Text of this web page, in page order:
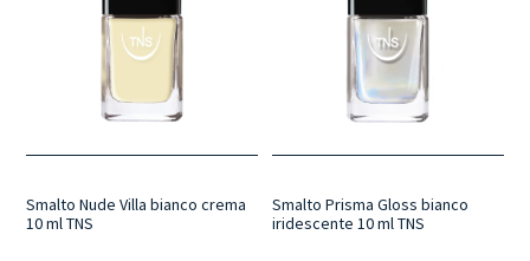
Smalto Nude Villa bianco crema
10 ml TNS
Smalto Prisma Gloss bianco
iridescente 10 ml TNS